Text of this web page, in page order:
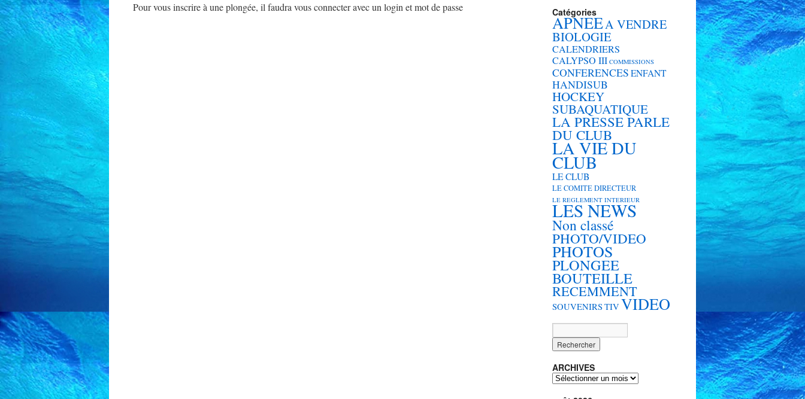
Pour vous inscrire à une plongée, il faudra vous connecter avec un login et mot de passe Catégories
APNEEA VENDRE
BIOLOGIE
CALENDRIERS
CALYPSO III COMMISSIONS
CONFERENCES ENFANT
HANDISUB
HOCKEY
SUBAQUATIQUE
LA PRESSE PARLE
DU CLUB
LA VIE DU
CLUB
LE CLUB
LE COMITE DIRECTEUR
LE REGLEMENT INTERIEUR
LES NEWS
Non classé
PHOTO/VIDEO
PHOTOS
PLONGEE
BOUTEILLE
RECEMMENT
SOUVENIRSTIV VIDEO
ARCHIVES
ARCHIVES